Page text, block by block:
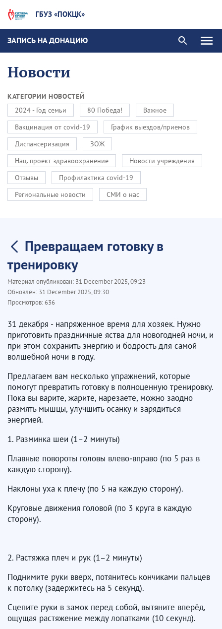
ГБУЗ «ПОКЦК»
ЗАПИСЬ НА ДОНАЦИЮ
Новости
КАТЕГОРИИ НОВОСТЕЙ
2024 - Год семьи
80 Победа!
Важное
Вакцинация от covid-19
График выездов/приемов
Диспансеризация
ЗОЖ
Нац. проект здравоохранение
Новости учреждения
Отзывы
Профилактика covid-19
Региональные новости
СМИ о нас
Превращаем готовку в
тренировку
Материал опубликован: 31 December 2025, 09:23
Обновлён: 31 December 2025, 09:30
Просмотров:636
31 декабря - напряженное время для хозяек. Нужно
приготовить праздничные яства для новогодней ночи, и
при этом сохранить энергию и бодрость для самой
волшебной ночи в году.
Предлагаем вам несколько упражнений, которые
помогут превратить готовку в полноценную тренировку.
Пока вы варите, жарите, нарезаете, можно заодно
размять мышцы, улучшить осанку и зарядиться
энергией.
1. Разминка шеи (1–2 минуты)
Плавные повороты головы влево‑вправо (по 5 раз в
каждую сторону).
Наклоны уха к плечу (по 5 на каждую сторону).
Круговые движения головой (по 3 круга в каждую
сторону).
2. Растяжка плеч и рук (1–2 минуты)
Поднимите руки вверх, потянитесь кончиками пальцев
к потолку (задержитесь на 5 секунд).
Сцепите руки в замок перед собой, вытяните вперёд,
ощущая растяжение между лопатками (10 секунд).